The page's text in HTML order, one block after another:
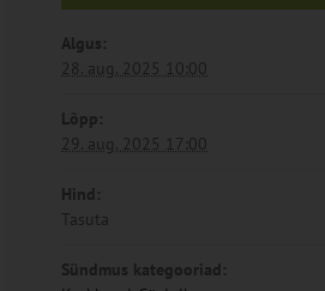
Algus:
28. aug. 2025 10:00
Lõpp:
29. aug. 2025 17:00
Hind:
Tasuta
Sündmus kategooriad: